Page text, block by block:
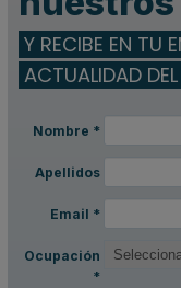
Y RECIBE EN TU
ACTUALIDAD
Nombre *
Apellidos
Email *
Ocupación
*